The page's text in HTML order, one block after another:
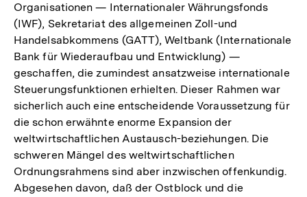
Organisationen — Internationaler Währungsfonds
(IWF), Sekretariat des allgemeinen Zoll-und
Handelsabkommens (GATT), Weltbank (Internationale
Bank für Wiederaufbau und Entwicklung) —
geschaffen, die zumindest ansatzweise internationale
Steuerungsfunktionen erhielten. Dieser Rahmen war
sicherlich auch eine entscheidende Voraussetzung für
die schon erwähnte enorme Expansion der
weltwirtschaftlichen Austausch-beziehungen. Die
schweren Mängel des weltwirtschaftlichen
Ordnungsrahmens sind aber inzwischen offenkundig.
Abgesehen davon, daß der Ostblock und die